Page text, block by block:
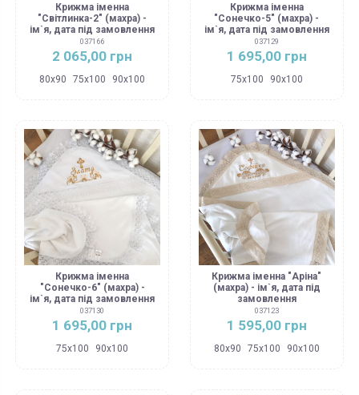
Крижма іменна
"Світлинка-2" (махра) -
ім`я, дата під замовлення
037166
2 065,00 грн
80х90 75х100 90х100
Крижма іменна
"Сонечко-5" (махра) -
ім`я, дата під замовлення
037129
1 695,00 грн
75х100 90х100
Крижма іменна
"Сонечко-6" (махра) -
ім`я, дата під замовлення
037130
1 695,00 грн
75х100 90х100
Крижма іменна "Аріна"
(махра) - ім`я, дата під
замовлення
037123
1 595,00 грн
80х90 75х100 90х100